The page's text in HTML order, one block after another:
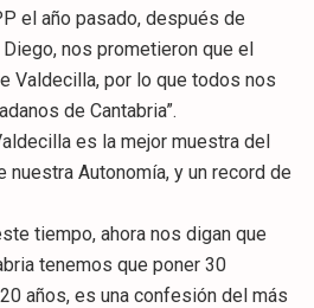
el año pasado, después de
nos prometieron que el
Valdecilla, por lo que todos nos
de Cantabria”.
es la mejor muestra del
Autonomía, y un record de
tiempo, ahora nos digan que
tenemos que poner 30
años, es una confesión del más